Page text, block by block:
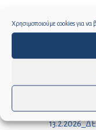
Χρησιμοποιούμε cookies για να